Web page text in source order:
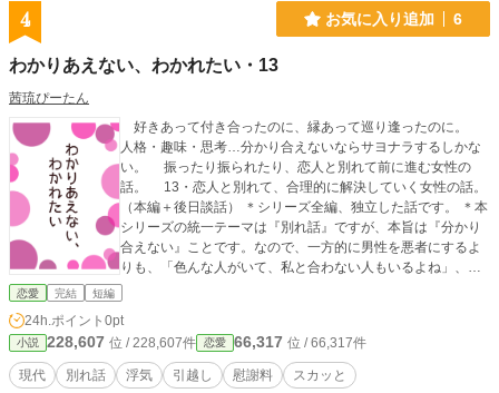
4 お気に入り追加 6
わかりあえない、わかれたい・13
茜琉ぴーたん
好きあって付き合ったのに、縁あって巡り逢ったのに。
人格・趣味・思考…分かり合えないならサヨナラするしかな
い。 振ったり振られたり、恋人と別れて前に進む女性の
話。 13・恋人と別れて、合理的に解決していく女性の話。
（本編＋後日談話） ＊シリーズ全編、独立した話です。 ＊本
シリーズの統一テーマは『別れ話』ですが、本旨は『分かり
合えない』ことです。なので、一方的に男性を悪者にするよ
りも、「色んな人がいて、私と合わない人もいるよね」、と
いうところを切り取ったお話です。
恋愛 完結 短編
24h.ポイント 0pt
小説 228,607 位 / 228,607件 恋愛 66,317 位 / 66,317件
現代 別れ話 浮気 引越し 慰謝料 スカッと